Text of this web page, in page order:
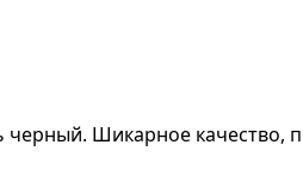
черный. Шикарное качество,